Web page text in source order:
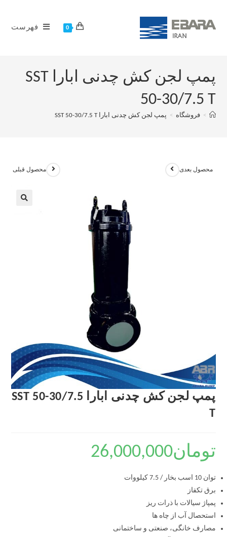
0 فهرست
پمپ لجن کش چدنی ابارا SST
50-30/7.5 T
> فروشگاه > پمپ لجن کش چدنی ابارا SST 50-30/7.5 T
محصول قبلی محصول بعدی
پمپ لجن کش چدنی ابارا SST 50-30/7.5
T
تومان26,000,000
توان 10 اسب بخار / 7.5 کیلووات
برق تکفاز
پمپاژ سیالات با ذرات ریز
استحصال آب از چاه ها
مصارف خانگی، صنعتی و ساختمانی